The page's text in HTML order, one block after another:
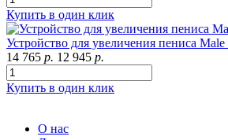
Купить в один клик
Устройство для увеличения пениса Male
14 765 р. 12 945 р.
Купить в один клик
О нас